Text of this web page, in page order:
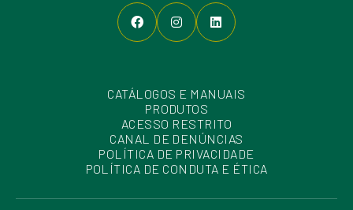
CATÁLOGOS E MANUAIS
PRODUTOS
ACESSO RESTRITO
CANAL DE DENÚNCIAS
POLÍTICA DE PRIVACIDADE
POLÍTICA DE CONDUTA E ÉTICA